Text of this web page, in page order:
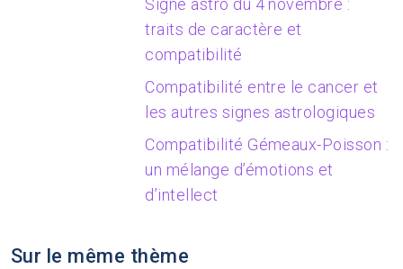
Signe astro du 4 novembre :
traits de caractère et
compatibilité
Compatibilité entre le cancer et
les autres signes astrologiques
Compatibilité Gémeaux-Poisson :
un mélange d’émotions et
d’intellect
Sur le même thème